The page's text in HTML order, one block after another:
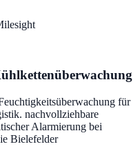
für
nachvollziehbare
Alarmierung bei
Bielefelder